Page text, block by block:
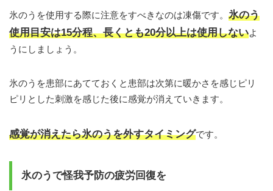
氷のうを使用する際に注意をすべきなのは凍傷です。 氷のう
使用目安は15分程、長くとも20分以上は使用しないよ
うにしましょう。
氷のうを患部にあてておくと患部は次第に暖かさを感じピリ
ピリとした刺激を感じた後に感覚が消えていきます。
感覚が消えたら氷のうを外すタイミングです。
氷のうで怪我予防の疲労回復を